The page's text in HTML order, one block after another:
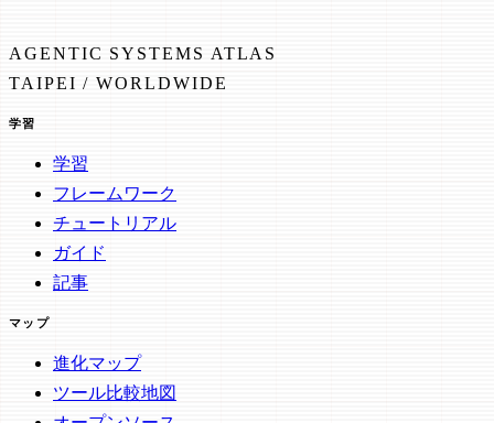
AGENTIC SYSTEMS ATLAS
TAIPEI / WORLDWIDE
学習
学習
フレームワーク
チュートリアル
ガイド
記事
マップ
進化マップ
ツール比較地図